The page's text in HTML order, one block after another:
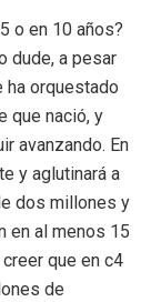
o en 10 años?
dude, a pesar
ha orquestado
que nació, y
avanzando. En
y aglutinará a
dos millones y
en al menos 15
que en c4
de